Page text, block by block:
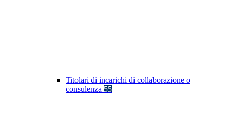
Titolari di incarichi di collaborazione o
consulenza 55